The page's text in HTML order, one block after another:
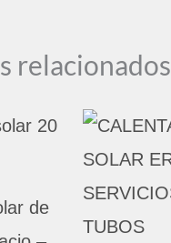
relacionados
de